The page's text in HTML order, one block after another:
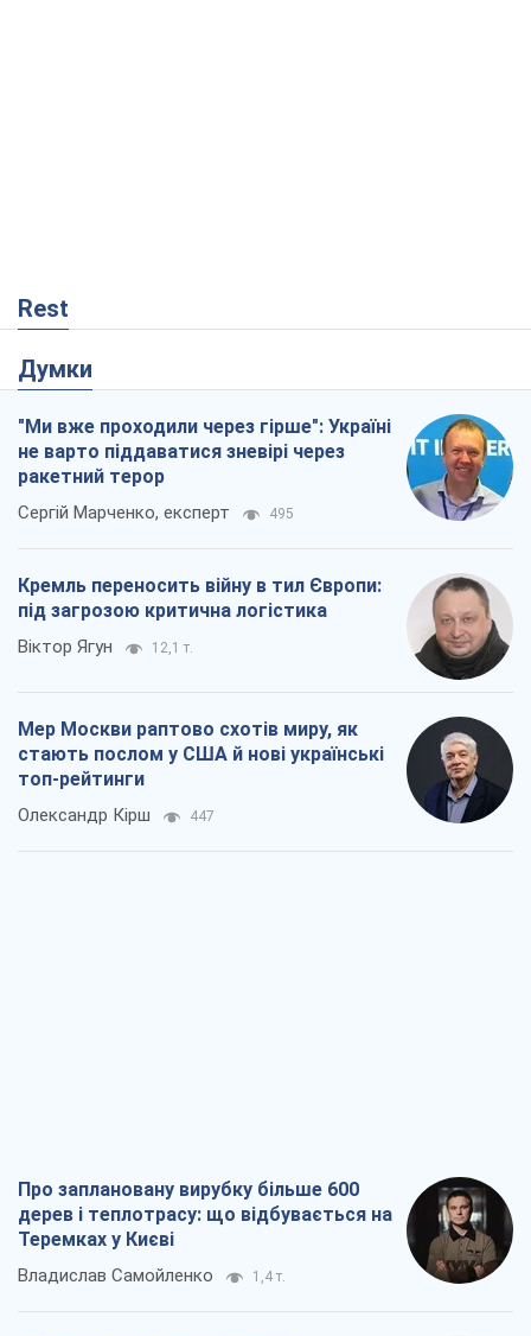
Rest
Думки
"Ми вже проходили через гірше": Україні
не варто піддаватися зневірі через
ракетний терор
Сергій Марченко, експерт 495
Кремль переносить війну в тил Європи:
під загрозою критична логістика
Віктор Ягун 12,1 т.
Мер Москви раптово схотів миру, як
стають послом у США й нові українські
топ-рейтинги
Олександр Кірш 447
Про заплановану вирубку більше 600
дерев і теплотрасу: що відбувається на
Теремках у Києві
Владислав Самойленко 1,4 т.